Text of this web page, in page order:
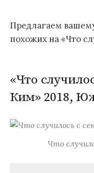
Предлагаем
похожих на «Что
«Что
Ким» 2018,
Что